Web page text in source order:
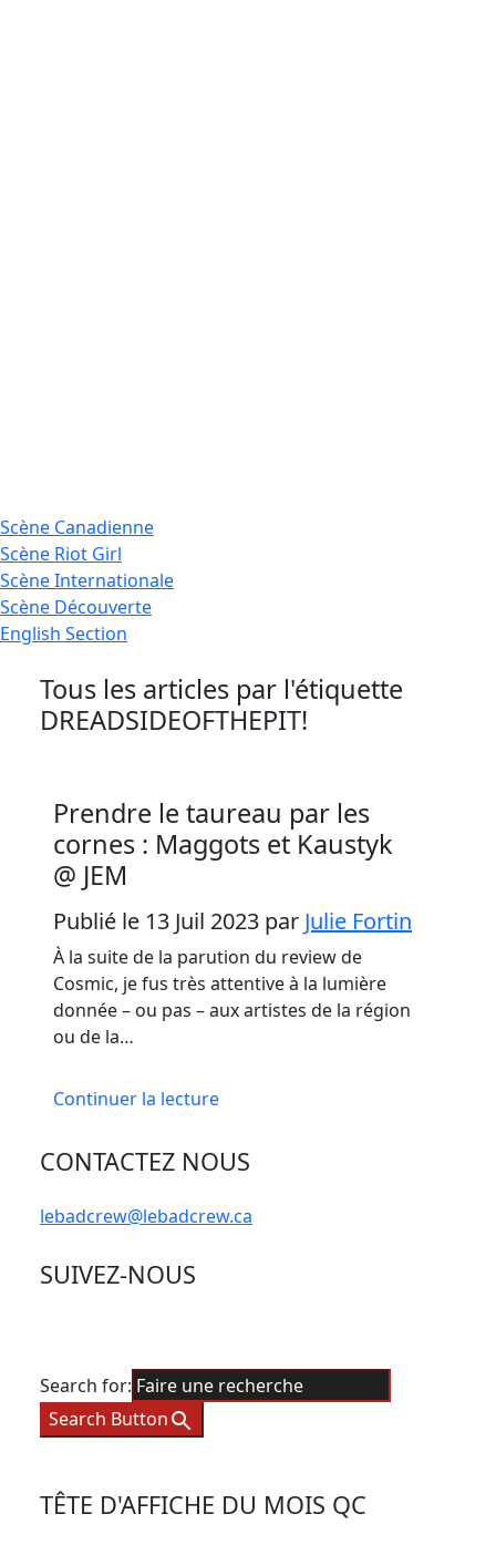
Scène Canadienne
Scène Riot Girl
ScèneInternationale
Scène Découverte
English Section
Tous les articles par l'étiquette
DREADSIDEOFTHEPIT!
Prendre le taureau par les
cornes : Maggots et Kaustyk
@ JEM
Publié le 13 Juil 2023 par Julie Fortin
À la suite de la parution du review de
Cosmic, je fus très attentive à la lumière
donnée – ou pas – aux artistes de la région
ou de la…
Continuer la lecture
CONTACTEZ NOUS
lebadcrew@lebadcrew.ca
SUIVEZ-NOUS
Search for:
Search Button
TÊTE D'AFFICHE DU MOIS QC